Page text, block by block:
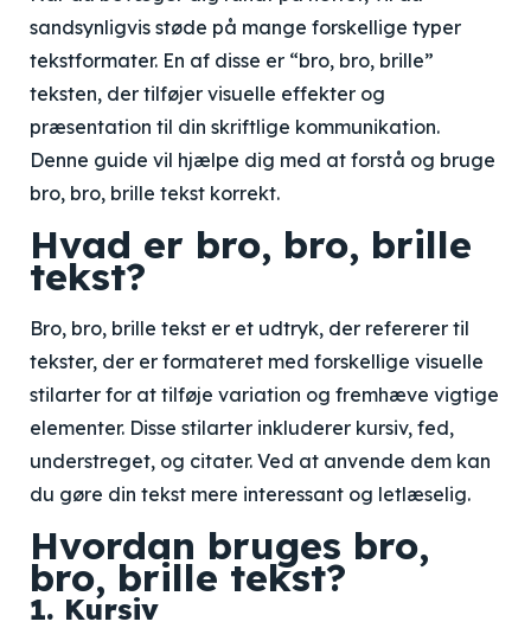
sandsynligvis støde på mange forskellige typer
tekstformater. En af disse er “bro, bro, brille”
teksten, der tilføjer visuelle effekter og
præsentation til din skriftlige kommunikation.
Denne guide vil hjælpe dig med at forstå og bruge
bro, bro, brille tekst korrekt.
Hvad er bro, bro, brille
tekst?
Bro, bro, brille tekst er et udtryk, der refererer til
tekster, der er formateret med forskellige visuelle
stilarter for at tilføje variation og fremhæve vigtige
elementer. Disse stilarter inkluderer kursiv, fed,
understreget, og citater. Ved at anvende dem kan
du gøre din tekst mere interessant og letlæselig.
Hvordan bruges bro,
bro, brille tekst?
1. Kursiv